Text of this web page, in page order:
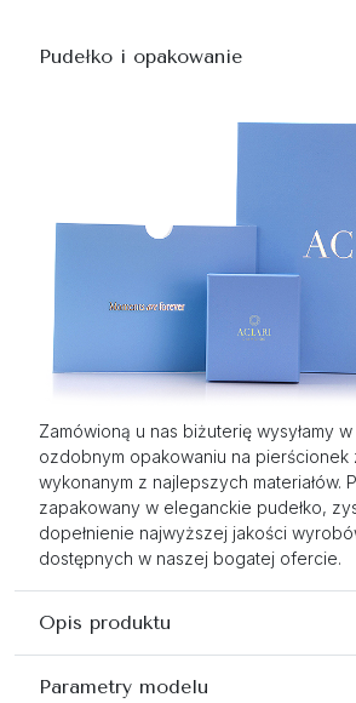
Pudełko i opakowanie
Zamówioną u nas biżuterię wysyłamy w
ozdobnym opakowaniu na pierścionek
wykonanym z najlepszych materiałów.
zapakowany w eleganckie pudełko,
dopełnienie najwyższej jakości
dostępnych w naszej bogatej ofercie.
Opis produktu
Parametry modelu